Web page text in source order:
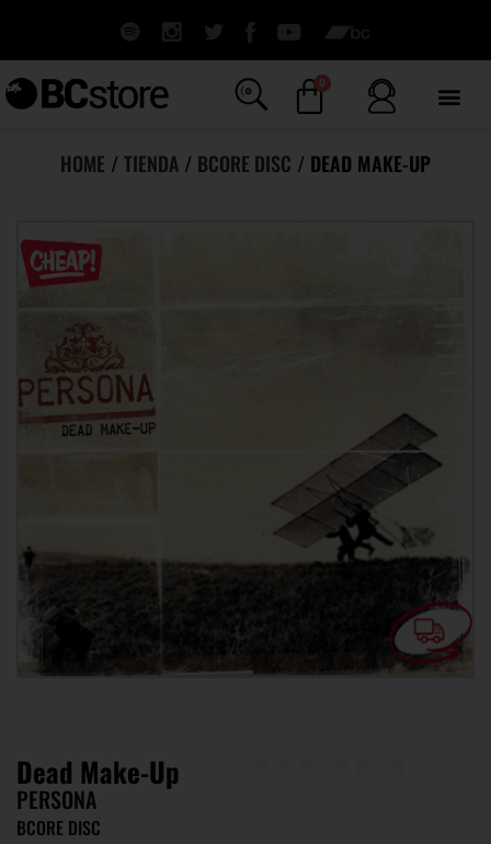
0
HOME / TIENDA / BCORE DISC / DEAD MAKE-UP
Dead Make-Up
PERSONA
BCORE DISC